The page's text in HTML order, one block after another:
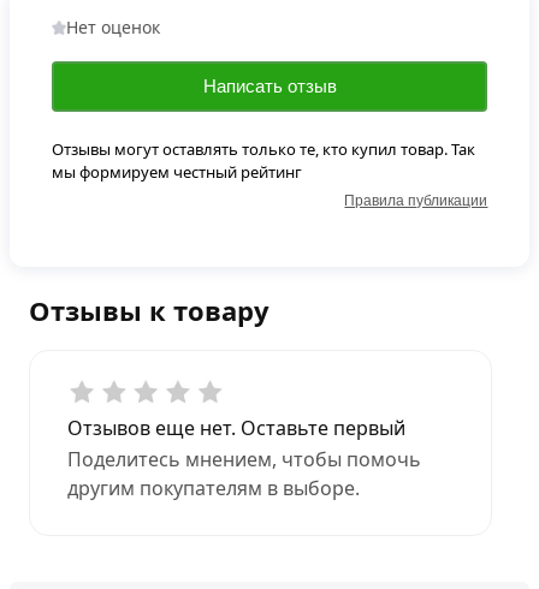
Отзывы к товару
Отзывов еще нет. Оставьте первый
Поделитесь мнением, чтобы помочь
другим покупателям в выборе.
Нет оценок
Написать отзыв
Отзывы могут оставлять только те, кто купил товар. Так
мы формируем честный рейтинг
Правила публикации